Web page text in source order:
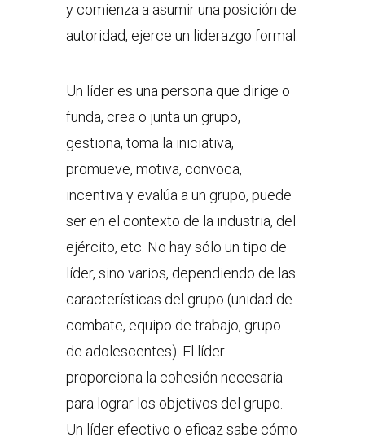
y comienza a asumir una posición de
autoridad, ejerce un liderazgo formal.
Un líder es una persona que dirige o
funda, crea o junta un grupo,
gestiona, toma la iniciativa,
promueve, motiva, convoca,
incentiva y evalúa a un grupo, puede
ser en el contexto de la industria, del
ejército, etc. No hay sólo un tipo de
líder, sino varios, dependiendo de las
características del grupo (unidad de
combate, equipo de trabajo, grupo
de adolescentes). El líder
proporciona la cohesión necesaria
para lograr los objetivos del grupo.
Un líder efectivo o eficaz sabe cómo